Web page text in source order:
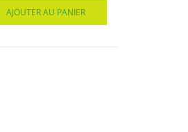
AJOUTER AU PANIER